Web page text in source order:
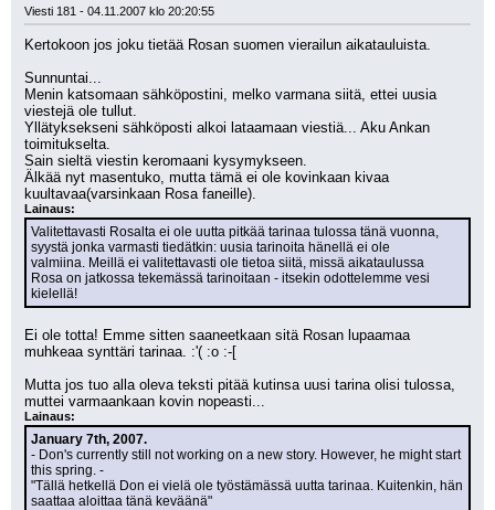
Viesti 181 - 04.11.2007 klo 20:20:55
Kertokoon jos joku tietää Rosan suomen vierailun aikatauluista.
Sunnuntai...
Menin katsomaan sähköpostini, melko varmana siitä, ettei uusia
viestejä ole tullut.
Yllätyksekseni sähköposti alkoi lataamaan viestiä... Aku Ankan
toimitukselta.
Sain sieltä viestin keromaani kysymykseen.
Älkää nyt masentuko, mutta tämä ei ole kovinkaan kivaa
kuultavaa(varsinkaan Rosa faneille).
Lainaus:
Valitettavasti Rosalta ei ole uutta pitkää tarinaa tulossa tänä vuonna,
syystä jonka varmasti tiedätkin: uusia tarinoita hänellä ei ole
valmiina. Meillä ei valitettavasti ole tietoa siitä, missä aikataulussa
Rosa on jatkossa tekemässä tarinoitaan - itsekin odottelemme vesi
kielellä!
Ei ole totta! Emme sitten saaneetkaan sitä Rosan lupaamaa
muhkeaa synttäri tarinaa. :'( :o :-[
Mutta jos tuo alla oleva teksti pitää kutinsa uusi tarina olisi tulossa,
muttei varmaankaan kovin nopeasti...
Lainaus:
January 7th, 2007.
- Don's currently still not working on a new story. However, he might start
this spring. -
"Tällä hetkellä Don ei vielä ole työstämässä uutta tarinaa. Kuitenkin, hän
saattaa aloittaa tänä keväänä"